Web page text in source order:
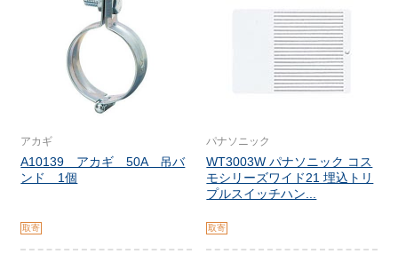
アカギ
A10139 アカギ 50A 吊バ
ンド 1個
取寄
パナソニック
WT3003W パナソニック コス
モシリーズワイド21 埋込トリ
プルスイッチハン...
取寄